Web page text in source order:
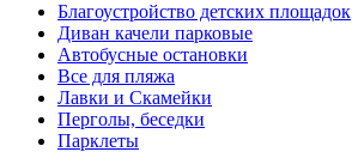
Благоустройство детских площадок
Диван качели парковые
Автобусные остановки
Все для пляжа
Лавки и Скамейки
Перголы, беседки
Парклеты